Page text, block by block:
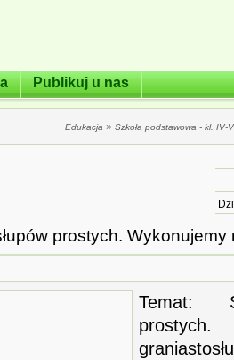
Publikuj u nas
Edukacja » Szkoła podstawowa - kl. IV-
prostych. Wykonujemy
Temat:
prostych.